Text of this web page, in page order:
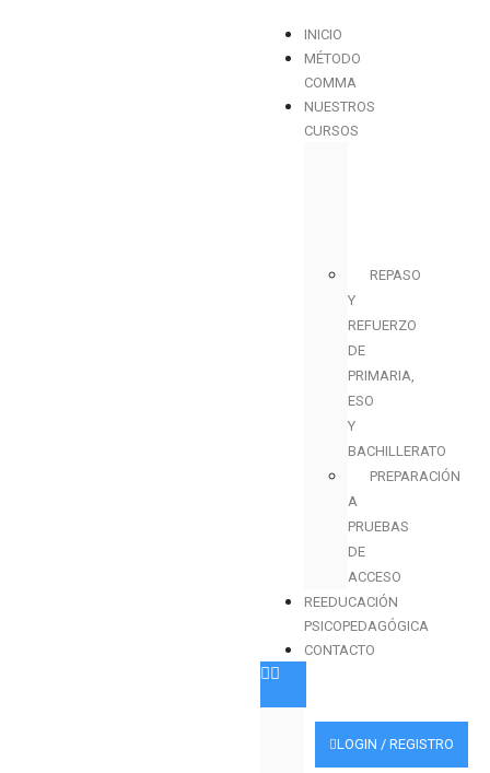
INICIO
MÉTODO
COMMA
NUESTROS
CURSOS
REPASO
Y
REFUERZO
DE
PRIMARIA,
ESO
Y
BACHILLERATO
PREPARACIÓN
A
PRUEBAS
DE
ACCESO
REEDUCACIÓN
PSICOPEDAGÓGICA
CONTACTO
LOGIN / REGISTRO